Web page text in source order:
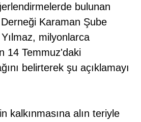
bulunan
Karaman Şube
milyonlarca
14 Temmuz'daki
belirterek şu açıklamayı
kalkınmasına alın teriyle